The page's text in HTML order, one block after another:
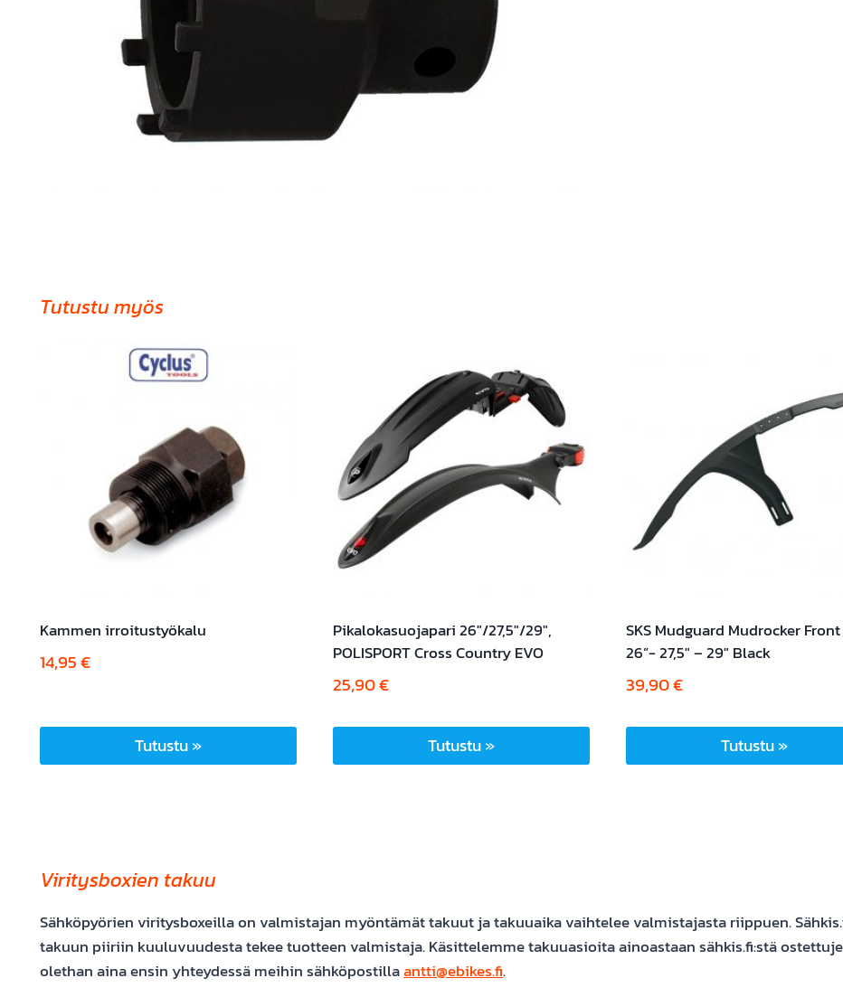
Tutustu myös
Kammen irroitustyökalu
14,95€
Tutustu »
Pikalokasuojapari 26″/27,5″/29″,
POLISPORT Cross Country EVO
25,90€
Tutustu »
SKS Mudguard Mudrocker
26”- 27,5″ – 29″ Black
39,90€
Tutustu »
Viritysboxien takuu
Sähköpyörien viritysboxeilla on valmistajan myöntämät takuut ja takuuaika vaihtelee valmistajasta riippuen.
takuun piiriin kuuluvuudesta tekee tuotteen valmistaja. Käsittelemme takuuasioita ainoastaan sähkis.fi:stä
olethan aina ensin yhteydessä meihin sähköpostillaantti@ebikes.fi.